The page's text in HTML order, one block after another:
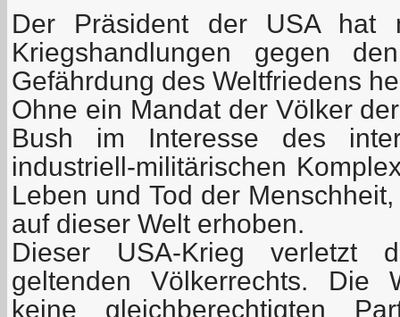
Der Präsident der USA hat
Kriegshandlungen gegen
Gefährdung des Weltfriedens
Ohne ein Mandat der Völker
Bush im Interesse des
industriell-militärischen
Leben und Tod der
auf dieser Welt erhoben.
Dieser USA-Krieg verletzt
geltenden Völkerrechts. Die
keine gleichberechtigten